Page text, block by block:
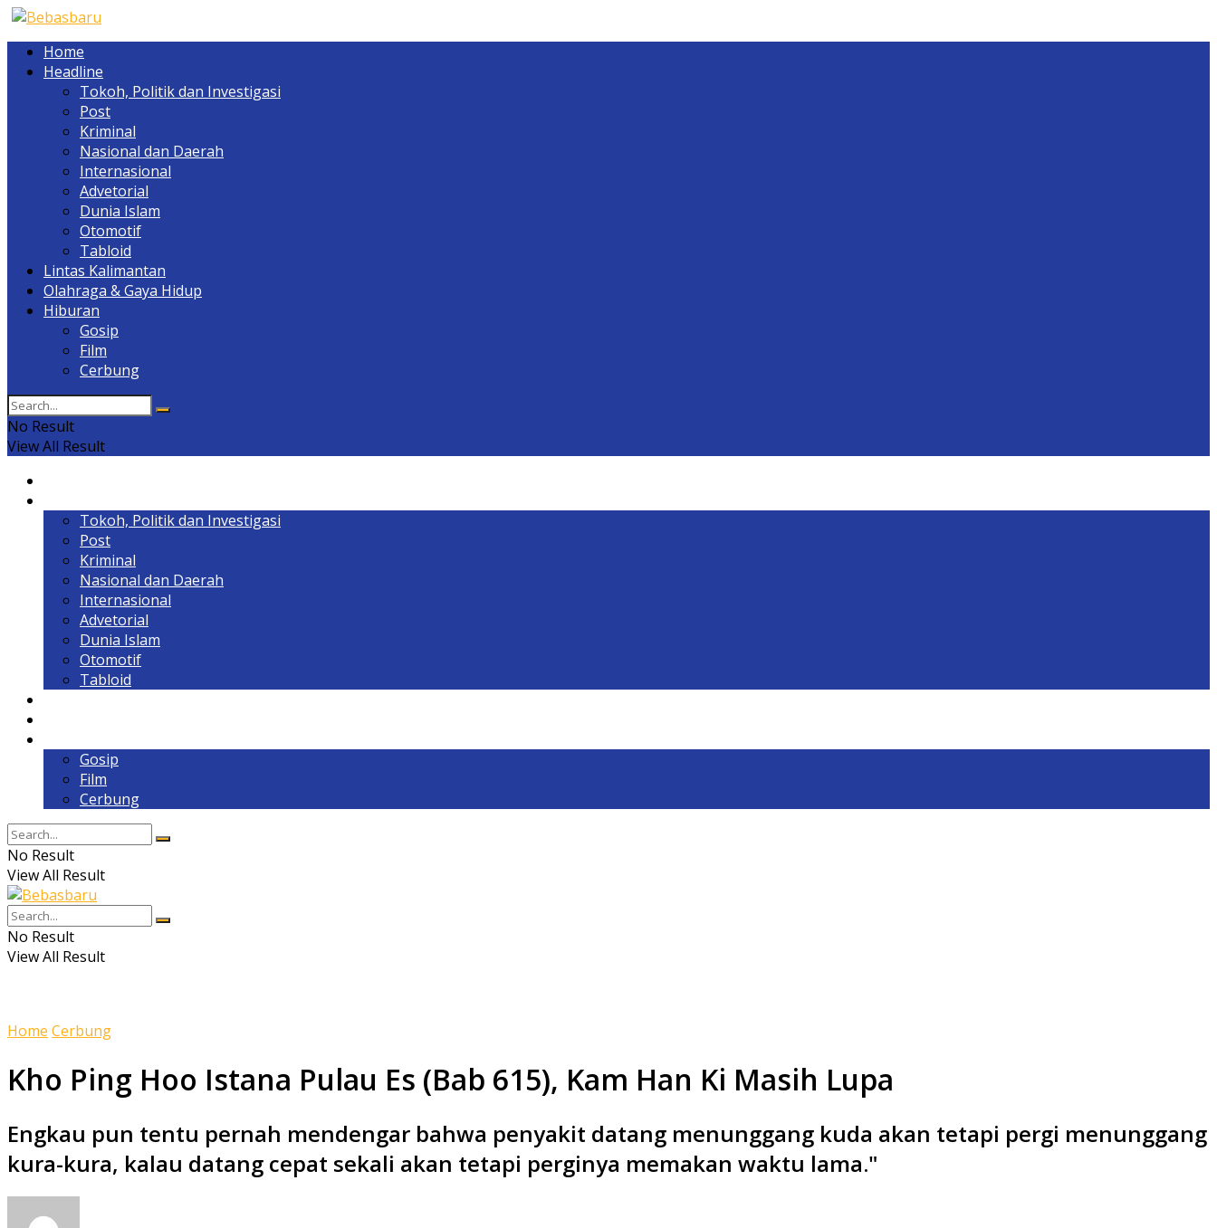
Home
Headline
Tokoh, Politik dan Investigasi
Post
Kriminal
Nasional dan Daerah
Internasional
Advetorial
Dunia Islam
Otomotif
Tabloid
Lintas Kalimantan
Olahraga & Gaya Hidup
Hiburan
Gosip
Film
Cerbung
No Result
View All Result
Tokoh, Politik dan Investigasi
Post
Kriminal
Nasional dan Daerah
Internasional
Advetorial
Dunia Islam
Otomotif
Tabloid
Gosip
Film
Cerbung
No Result
View All Result
No Result
View All Result
Home Cerbung
Kho Ping Hoo Istana Pulau Es (Bab 615), Kam Han Ki Masih Lupa
Engkau pun tentu pernah mendengar bahwa penyakit datang menunggang kuda akan tetapi pergi menunggang
kura-kura, kalau datang cepat sekali akan tetapi perginya memakan waktu lama."